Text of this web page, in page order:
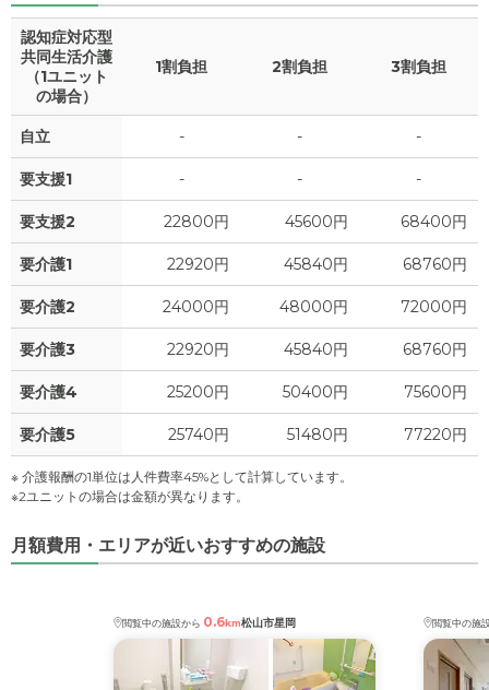
認知症対応型
共同生活介護
（1ユニット
の場合）
1割負担 2割負担 3割負担
自立 - - -
要支援1 - - -
要支援2 22800円 45600円 68400円
要介護1 22920円 45840円 68760円
要介護2 24000円 48000円 72000円
要介護3 22920円 45840円 68760円
要介護4 25200円 50400円 75600円
要介護5 25740円 51480円 77220円
※ 介護報酬の1単位は人件費率45%として計算しています。
※2ユニットの場合は金額が異なります。
月額費用・エリアが近いおすすめの施設
閲覧中の施設から 0.6km松山市星岡 閲覧中の施